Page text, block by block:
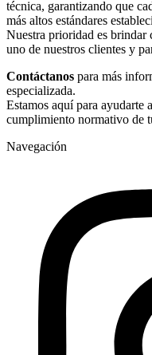
técnica, garantizando que
más altos estándares
Nuestra prioridad es brindar
uno de nuestros clientes y
Contáctanos para más
especializada.
Estamos aquí para ayudarte
cumplimiento normativo de
Navegación